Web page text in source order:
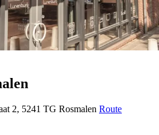
2, 5241 TG Rosmalen Route